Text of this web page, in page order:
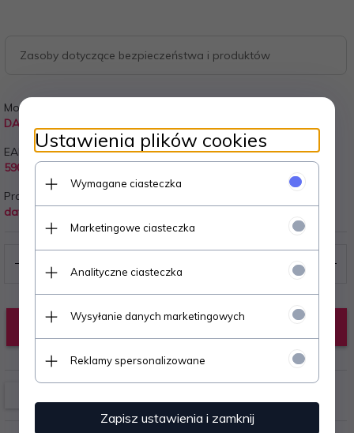
Zasoby dotyczące bezpieczeństwa i produktów
Model:
DADP15321150D
EAN:
5905907500316
Wysyłka od:
Producent:
datex
KUP TERAZ!
Ustawienia plików cookies
Wymagane ciasteczka
Marketingowe ciasteczka
Analityczne ciasteczka
Wysyłanie danych marketingowych
Reklamy spersonalizowane
Zapisz ustawienia i zamknij